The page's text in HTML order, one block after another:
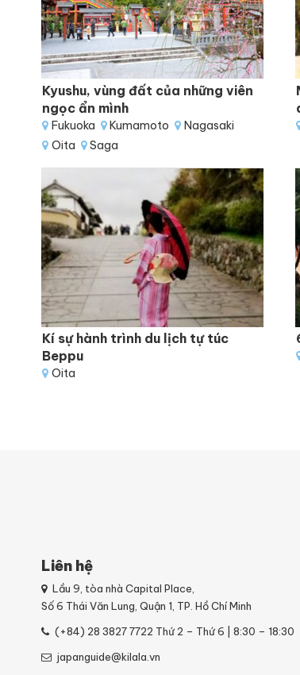
Kyushu, vùng đất của những viên
ngọc ẩn mình
Fukuoka Kumamoto
Nagasaki
Oita
Saga
Kí sự hành trình du lịch tự túc
Beppu
Oita
Liên hệ
Lầu 9, tòa nhà Capital Place,
Số 6 Thái Văn Lung, Quận 1, TP. Hồ Chí Minh
(+84) 28 3827 7722 Thứ 2 – Thứ 6 | 8:30 – 18:30
japanguide@kilala.vn